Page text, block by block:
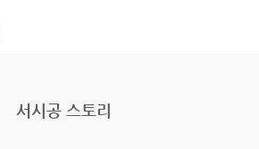
서시공 스토리